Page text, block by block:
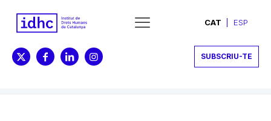
CAT ESP
SUBSCRIU-TE